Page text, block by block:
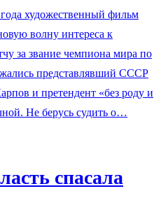
художественный фильм
волну интереса к
за звание чемпиона мира по
представлявший СССР
и претендент «без роду и
Не берусь судить о…
спасала